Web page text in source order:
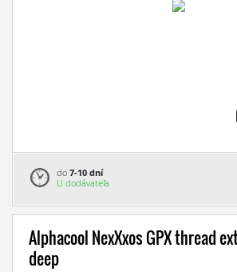
do 7-10 dní
U dodávateľa
Alphacool NexXxos GPX thread
deep